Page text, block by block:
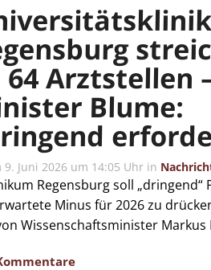
64 Arztstellen
Blume:
9. Juni 2026 um 14:05 Uhr in
Regensburg soll „dringend“
Minus für 2026 zu
Wissenschaftsminister Markus